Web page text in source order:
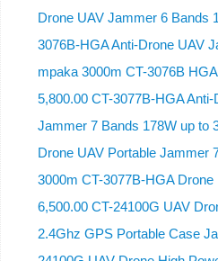
Drone UAV Jammer 6 Bands
3076B-HGA Anti-Drone UAV
mpaka 3000m CT-3076B
5,800.00 CT-3077B-HGA
Jammer 7 Bands 178W up to
Drone UAV Portable Jammer
3000m CT-3077B-HGA
6,500.00 CT-24100G UAV
2.4Ghz GPS Portable Case